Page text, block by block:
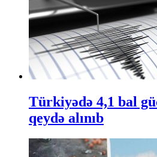
Türkiyədə 4,1 bal
qeydə alınıb